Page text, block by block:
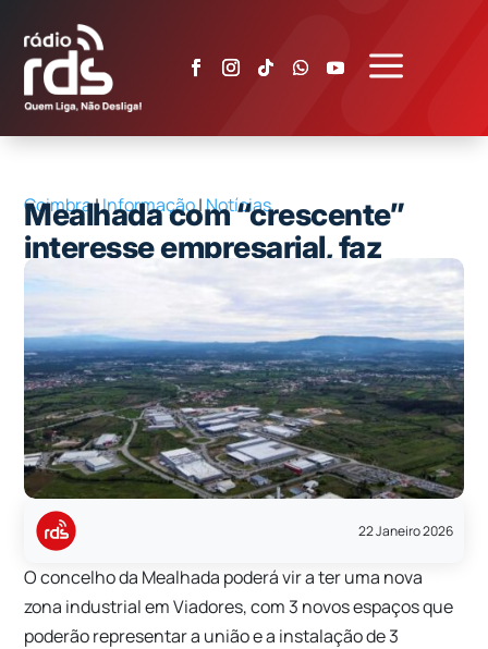
a
Coimbra|Informação|Notícias
Mealhada com “crescente”
interesse empresarial, faz
nascer novas zonas industriais
22 Janeiro 2026
O concelho da Mealhada poderá vir a ter uma nova
zona industrial em Viadores, com 3 novos espaços que
poderão representar a união e a instalação de 3